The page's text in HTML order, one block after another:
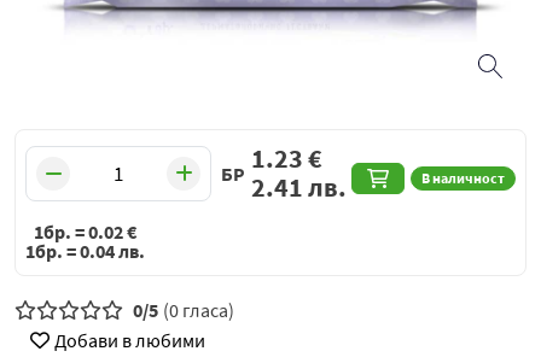
БР В наличност
1.23€
2.41лв.
1бр. =0.02€
1бр. =0.04лв.
0/5 (0 гласа)
Добави в любими